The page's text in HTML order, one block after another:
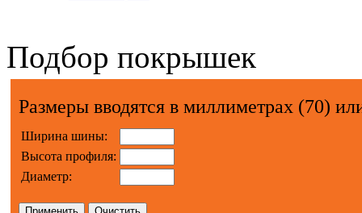
Подбор покрышек
Размеры вводятся в миллиметрах (70)
Ширина шины:
Высота профиля:
Диаметр: